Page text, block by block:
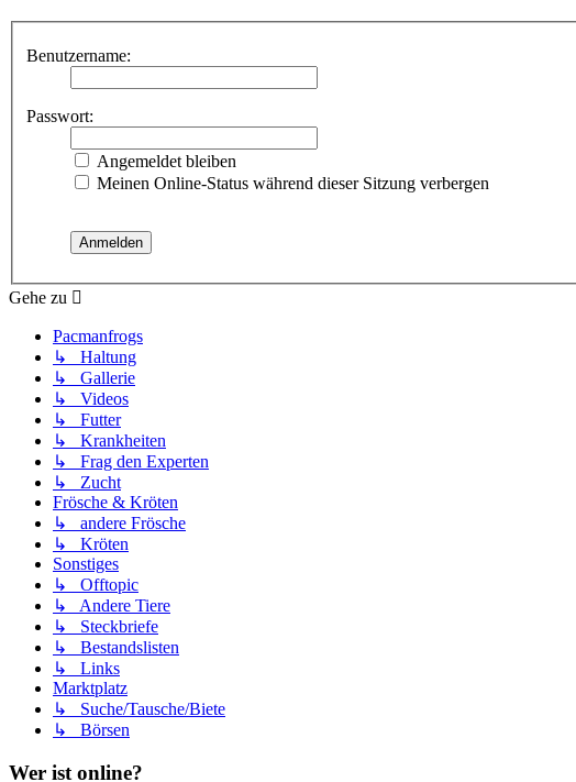
Benutzername:
Passwort:
Angemeldet bleiben
Meinen Online-Status während dieser Sitzung verbergen
Gehe zu
Pacmanfrogs
↳ Haltung
↳ Gallerie
↳ Videos
↳ Futter
↳ Krankheiten
↳ Frag den Experten
↳ Zucht
Frösche & Kröten
↳ andere Frösche
↳ Kröten
Sonstiges
↳ Offtopic
↳ Andere Tiere
↳ Steckbriefe
↳ Bestandslisten
↳ Links
Marktplatz
↳ Suche/Tausche/Biete
↳ Börsen
Wer ist online?